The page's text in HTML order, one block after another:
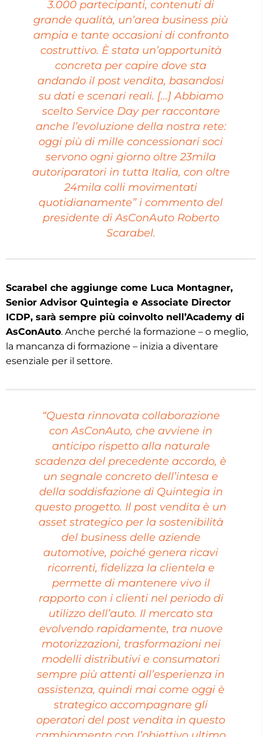
3.000 partecipanti, contenuti di
grande qualità, un’area business più
ampia e tante occasioni di confronto
costruttivo. È stata un’opportunità
concreta per capire dove sta
andando il post vendita, basandosi
su dati e scenari reali. […] Abbiamo
scelto Service Day per raccontare
anche l’evoluzione della nostra rete:
oggi più di mille concessionari soci
servono ogni giorno oltre 23mila
autoriparatori in tutta Italia, con oltre
24mila colli movimentati
quotidianamente” i commento del
presidente di AsConAuto Roberto
Scarabel.
Scarabel che aggiunge come Luca Montagner,
Senior Advisor Quintegia e Associate Director
ICDP, sarà sempre più coinvolto nell’Academy di
AsConAuto. Anche perché la formazione – o meglio,
la mancanza di formazione – inizia a diventare
esenziale per il settore.
“Questa rinnovata collaborazione
con AsConAuto, che avviene in
anticipo rispetto alla naturale
scadenza del precedente accordo, è
un segnale concreto dell’intesa e
della soddisfazione di Quintegia in
questo progetto. Il post vendita è un
asset strategico per la sostenibilità
del business delle aziende
automotive, poiché genera ricavi
ricorrenti, fidelizza la clientela e
permette di mantenere vivo il
rapporto con i clienti nel periodo di
utilizzo dell’auto. Il mercato sta
evolvendo rapidamente, tra nuove
motorizzazioni, trasformazioni nei
modelli distributivi e consumatori
sempre più attenti all’esperienza in
assistenza, quindi mai come oggi è
strategico accompagnare gli
operatori del post vendita in questo